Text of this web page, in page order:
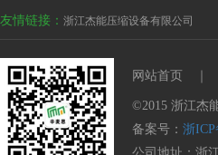
友情链接： 浙江杰能压缩设备有限公司
网站首页
©2015 浙江杰
备案号： 浙ICP